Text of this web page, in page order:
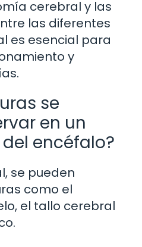
cerebral y las
las diferentes
es esencial para
y
se
en un
encéfalo?
se pueden
como el
el tallo cerebral